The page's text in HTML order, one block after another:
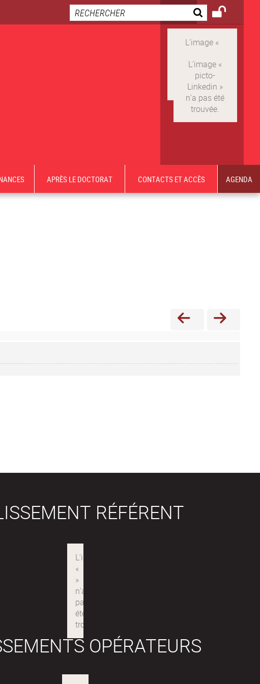
APRÈS LE DOCTORAT CONTACTS ET ACCÈS AGENDA
RÉFÉRENT
OPÉRATEURS